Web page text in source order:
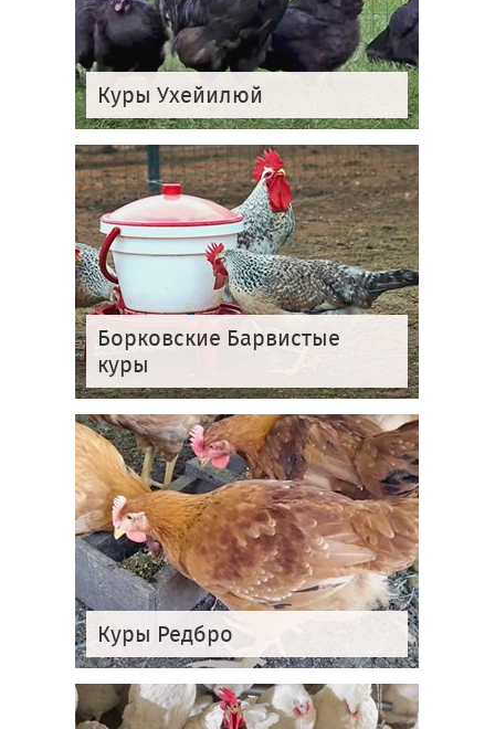
Куры Ухейилюй
Борковские Барвистые
куры
Куры Редбро